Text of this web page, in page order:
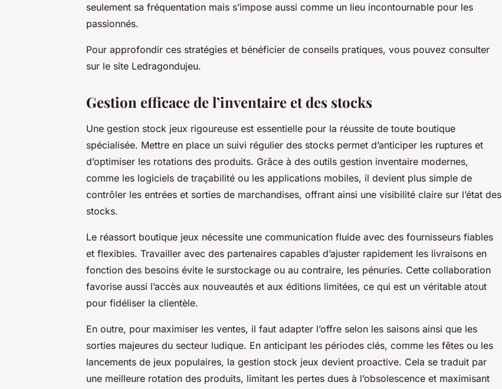
seulement sa fréquentation mais s’impose aussi comme un lieu incontournable pour les
passionnés.
Pour approfondir ces stratégies et bénéficier de conseils pratiques, vous pouvez consulter
sur le site Ledragondujeu.
Gestion efficace de l’inventaire et des stocks
Une gestion stock jeux rigoureuse est essentielle pour la réussite de toute boutique
spécialisée. Mettre en place un suivi régulier des stocks permet d’anticiper les ruptures et
d’optimiser les rotations des produits. Grâce à des outils gestion inventaire modernes,
comme les logiciels de traçabilité ou les applications mobiles, il devient plus simple de
contrôler les entrées et sorties de marchandises, offrant ainsi une visibilité claire sur l’état des
stocks.
Le réassort boutique jeux nécessite une communication fluide avec des fournisseurs fiables
et flexibles. Travailler avec des partenaires capables d’ajuster rapidement les livraisons en
fonction des besoins évite le surstockage ou au contraire, les pénuries. Cette collaboration
favorise aussi l’accès aux nouveautés et aux éditions limitées, ce qui est un véritable atout
pour fidéliser la clientèle.
En outre, pour maximiser les ventes, il faut adapter l’offre selon les saisons ainsi que les
sorties majeures du secteur ludique. En anticipant les périodes clés, comme les fêtes ou les
lancements de jeux populaires, la gestion stock jeux devient proactive. Cela se traduit par
une meilleure rotation des produits, limitant les pertes dues à l’obsolescence et maximisant